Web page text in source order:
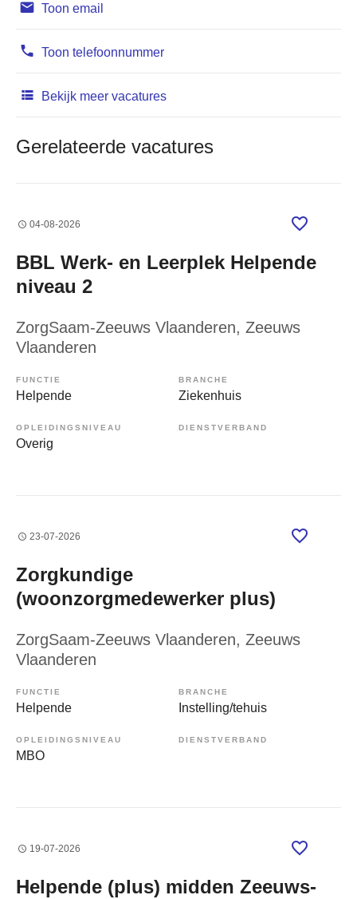
Toon email
Toon telefoonnummer
Bekijk meer vacatures
Gerelateerde vacatures
04-08-2026
BBL Werk- en Leerplek Helpende
niveau 2
ZorgSaam-Zeeuws Vlaanderen, Zeeuws
Vlaanderen
FUNCTIE
Helpende
BRANCHE
Ziekenhuis
OPLEIDINGSNIVEAU
Overig
DIENSTVERBAND
23-07-2026
Zorgkundige
(woonzorgmedewerker plus)
ZorgSaam-Zeeuws Vlaanderen, Zeeuws
Vlaanderen
FUNCTIE
Helpende
BRANCHE
Instelling/tehuis
OPLEIDINGSNIVEAU
MBO
DIENSTVERBAND
19-07-2026
Helpende (plus) midden Zeeuws-